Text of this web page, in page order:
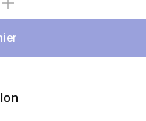
la quantité